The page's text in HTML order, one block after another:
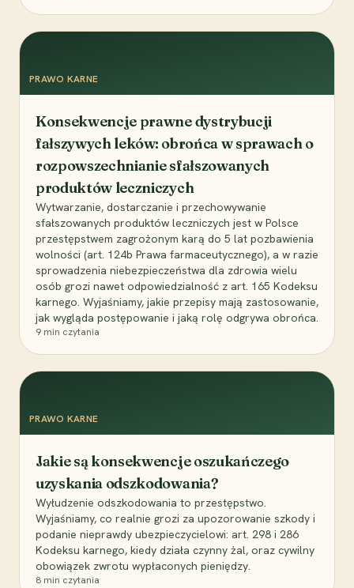
PRAWO KARNE
Konsekwencje prawne dystrybucji
fałszywych leków: obrońca w sprawach o
rozpowszechnianie sfałszowanych
produktów leczniczych
Wytwarzanie, dostarczanie i przechowywanie
sfałszowanych produktów leczniczych jest w Polsce
przestępstwem zagrożonym karą do 5 lat pozbawienia
wolności (art. 124b Prawa farmaceutycznego), a w razie
sprowadzenia niebezpieczeństwa dla zdrowia wielu
osób grozi nawet odpowiedzialność z art. 165 Kodeksu
karnego. Wyjaśniamy, jakie przepisy mają zastosowanie,
jak wygląda postępowanie i jaką rolę odgrywa obrońca.
9 min czytania
PRAWO KARNE
Jakie są konsekwencje oszukańczego
uzyskania odszkodowania?
Wyłudzenie odszkodowania to przestępstwo.
Wyjaśniamy, co realnie grozi za upozorowanie szkody i
podanie nieprawdy ubezpieczycielowi: art. 298 i 286
Kodeksu karnego, kiedy działa czynny żal, oraz cywilny
obowiązek zwrotu wypłaconych pieniędzy.
8 min czytania